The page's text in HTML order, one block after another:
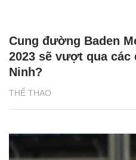
THỂ THAO
Cung đường Baden
2023 sẽ vượt qua các
Ninh?